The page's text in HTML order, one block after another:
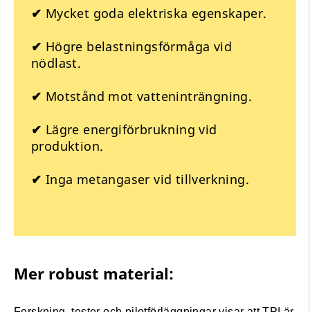
✔ Mycket goda elektriska egenskaper.
✔ Högre belastningsförmåga vid
nödlast.
✔ Motstånd mot vatteninträngning.
✔ Lägre energiförbrukning vid
produktion.
✔ Inga metangaser vid tillverkning.
Mer robust material: